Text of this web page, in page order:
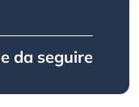
da seguire